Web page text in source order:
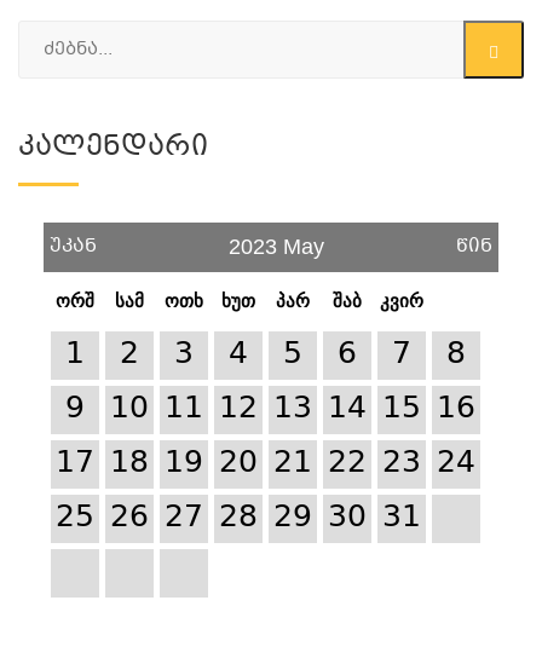
Კალენდარი
უკან 2023 May წინ
ორშ სამ ოთხ ხუთ პარ შაბ კვირ
1 2 3 4 5 6 7
8
9
10 11 12 13 14 15 16
17 18 19 20 21 22 23 24
25 26 27 28 29 30 31